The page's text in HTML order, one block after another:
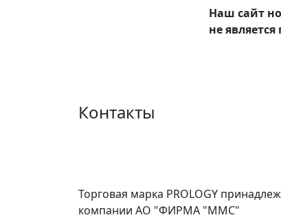
Наш сайт
не
Контакты
Торговая марка PROLOGY
компании АО "ФИРМА "ММС"